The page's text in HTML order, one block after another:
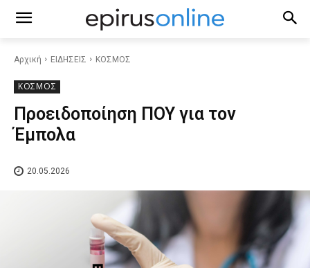
Αρχική ΕΙΔΗΣΕΙΣ ΚΟΣΜΟΣ
ΚΟΣΜΟΣ
Προειδοποίηση ΠΟΥ για τον
Έμπολα
20.05.2026